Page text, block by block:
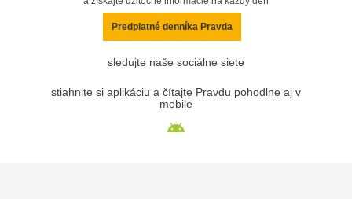
Predplatné denníka Pravda
sledujte naše sociálne siete
stiahnite si aplikáciu a čítajte Pravdu pohodlne aj v
mobile